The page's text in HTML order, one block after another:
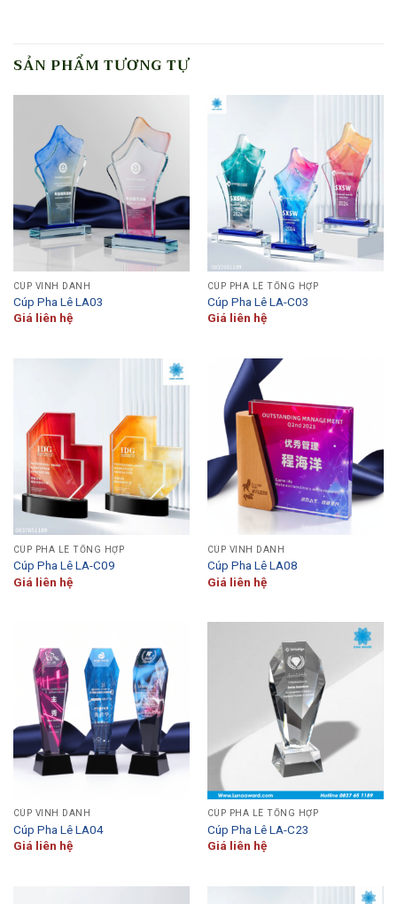
SẢN PHẨM TƯƠNG TỰ
CÚP VINH DANH
Cúp Pha Lê LA03
Giá liên hệ
CÚP PHA LÊ TỔNG HỢP
Cúp Pha Lê LA-C03
Giá liên hệ
CÚP PHA LÊ TỔNG HỢP
Cúp Pha Lê LA-C09
Giá liên hệ
CÚP VINH DANH
Cúp Pha Lê LA08
Giá liên hệ
CÚP VINH DANH
Cúp Pha Lê LA04
Giá liên hệ
CÚP PHA LÊ TỔNG HỢP
Cúp Pha Lê LA-C23
Giá liên hệ